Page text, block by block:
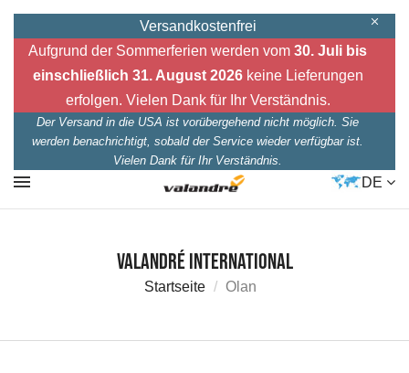
Versandkostenfrei
Aufgrund der Sommerferien werden vom 30. Juli bis
einschließlich 31. August 2026keine Lieferungen
erfolgen. Vielen Dank für Ihr Verständnis.
Der Versand in die USA ist vorübergehend nicht möglich. Sie
werden benachrichtigt, sobald der Service wieder verfügbar ist.
Vielen Dank für Ihr Verständnis.
DE
Valandré International
Startseite Olan